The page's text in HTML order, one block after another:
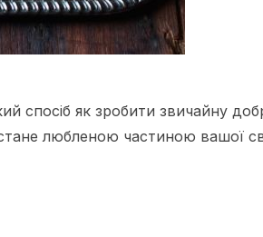
спосіб як зробити звичайну
любленою частиною вашої